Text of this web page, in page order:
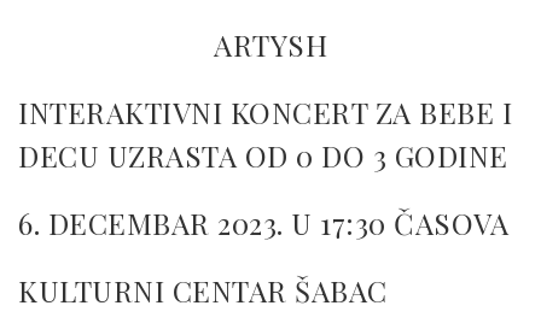
ARTYSH
INTERAKTIVNI KONCERT ZA BEBE I
DECU UZRASTA OD 0 DO 3 GODINE
6. DECEMBAR 2023. U 17:30 ČASOVA
KULTURNI CENTAR ŠABAC